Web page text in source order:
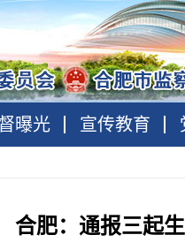
曝光 宣传教育
合肥：通报三起